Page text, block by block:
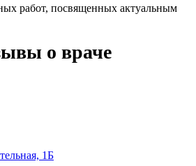
работ, посвященных актуальным
о враче
1Б